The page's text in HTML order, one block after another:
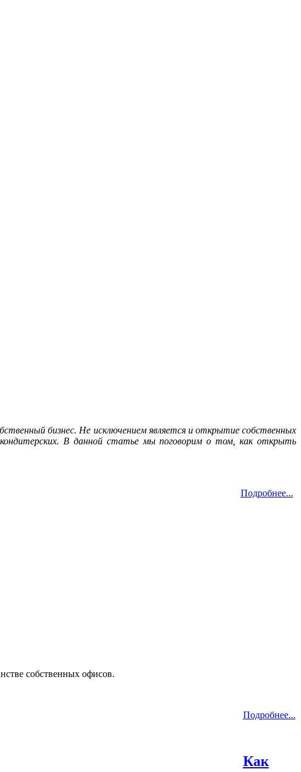
бизнес. Не исключением является и открытие собственных
В данной статье мы поговорим о том, как открыть
Подробнее...
собственных офисов.
Подробнее...
Как